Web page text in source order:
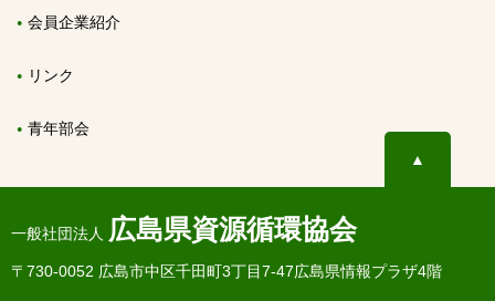
会員企業紹介
リンク
青年部会
▲
一般社団法人 広島県資源循環協会
〒730-0052 広島市中区千田町3丁目7-47広島県情報プラザ4階